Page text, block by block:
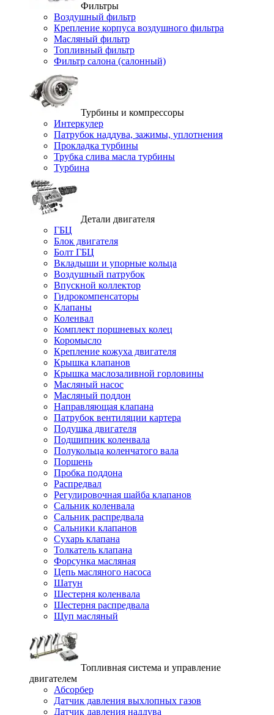
Фильтры
Воздушный фильтр
Крепление корпуса воздушного фильтра
Масляный фильтр
Топливный фильтр
Фильтр салона (салонный)
Турбины и компрессоры
Интеркулер
Патрубок наддува, зажимы, уплотнения
Прокладка турбины
Трубка слива масла турбины
Турбина
Детали двигателя
ГБЦ
Блок двигателя
Болт ГБЦ
Вкладыши и упорные кольца
Воздушный патрубок
Впускной коллектор
Гидрокомпенсаторы
Клапаны
Коленвал
Комплект поршневых колец
Коромысло
Крепление кожуха двигателя
Крышка клапанов
Крышка маслозаливной горловины
Масляный насос
Масляный поддон
Направляющая клапана
Патрубок вентиляции картера
Подушка двигателя
Подшипник коленвала
Полукольца коленчатого вала
Поршень
Пробка поддона
Распредвал
Регулировочная шайба клапанов
Сальник коленвала
Сальник распредвала
Сальники клапанов
Сухарь клапана
Толкатель клапана
Форсунка масляная
Цепь масляного насоса
Шатун
Шестерня коленвала
Шестерня распредвала
Щуп масляный
Топливная система и управление
двигателем
Абсорбер
Датчик давления выхлопных газов
Датчик давления наддува